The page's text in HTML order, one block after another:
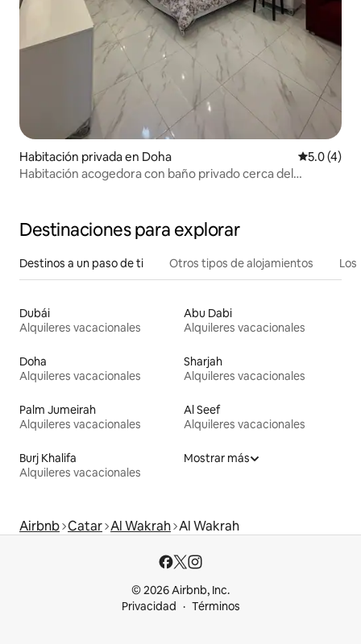
Habitación privada en Doha
5.0 (4)
Habitación acogedora con baño privado cerca del
Destinaciones para explorar
Destinos a un paso de ti Otros tipos de alojamientos
Dubái
Alquileres vacacionales
Abu Dabi
Alquileres vacacionales
Doha
Alquileres vacacionales
Sharjah
Alquileres vacacionales
Palm Jumeirah
Alquileres vacacionales
Al Seef
Alquileres vacacionales
Burj Khalifa
Alquileres vacacionales
Mostrar más
Airbnb Catar Al Wakrah Al Wakrah
© 2026 Airbnb, Inc.
Privacidad
Términos